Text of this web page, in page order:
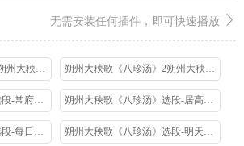
无需安装任何插件，即可快速播放
朔州大秧歌《八珍汤》1朔州大秧歌剧团2018春节 朔州大秧歌《八珍汤》2朔州大秧歌剧团2018春节
朔州大秧歌《八珍汤》选段-常府做事太无理孟云花 朔州大秧歌《八珍汤》选段-居高官我不会忘记妻糟糠郑亚琼高鸿叶
朔州大秧歌《八珍汤》选段-每日里思亲娘两眼望穿林慧霞 朔州大秧歌《八珍汤》选段-明天是老爷三十大寿到张涛